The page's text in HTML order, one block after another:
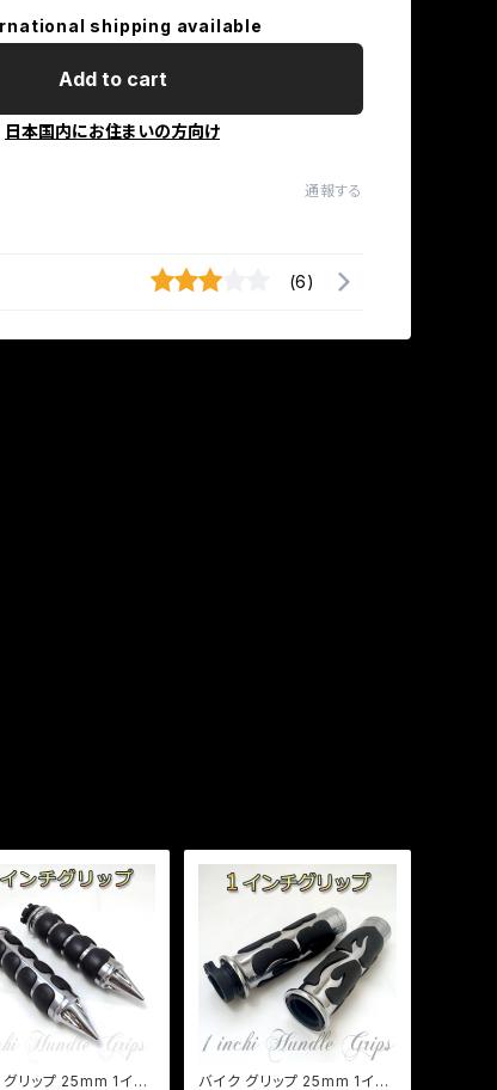
shipping available
Add to cart
日本国内にお住まいの方向け
通報する
(6)
グリップ 25mm 1イン
バイク グリップ 25mm 1イン